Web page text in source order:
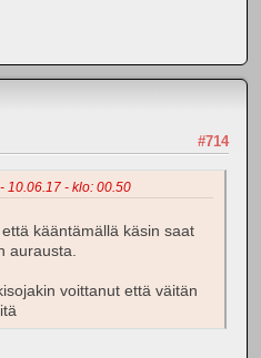
#714
10.06.17 - klo: 00.50
kääntämällä käsin saat
aurausta.
voittanut että väitän